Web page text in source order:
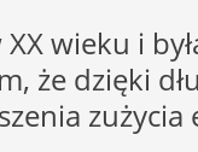
wieku i
że dzięki